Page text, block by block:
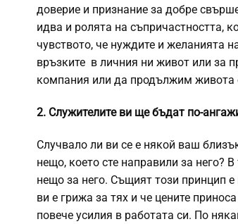
доверие и признание за добре
идва и ролята на съпричастността,
чувството, че нуждите и желанията
връзките в личния ни живот или за
компания или да продължим живота
2. Служителите ви ще бъдат по-
Случвало ли ви се е някой ваш
нещо, което сте направили за него?
нещо за него. Същият този принцип е
ви е грижа за тях и че цените
повече усилия в работата си. По